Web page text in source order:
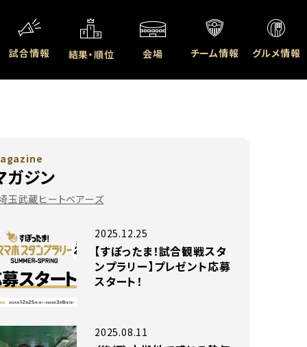
試合情報 結果・順位 会場 チーム情報 グルメ情報
ガジン
玉武蔵ヒートベアーズ
【すぽったま！試合観戦スタ
ンプラリー】プレゼント応募
スタート！
2025.12.25
2025.08.11